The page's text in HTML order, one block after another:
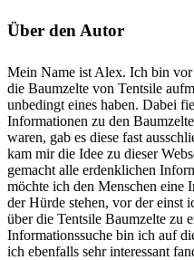
Über den Autor
Mein Name ist Alex. Ich bin
die Baumzelte von Tentsile
unbedingt eines haben. Dabei
Informationen zu den
waren, gab es diese fast
kam mir die Idee zu dieser
gemacht alle erdenklichen
möchte ich den Menschen eine
der Hürde stehen, vor der einst
über die Tentsile Baumzelte zu
Informationssuche bin ich auf
ich ebenfalls sehr interessant